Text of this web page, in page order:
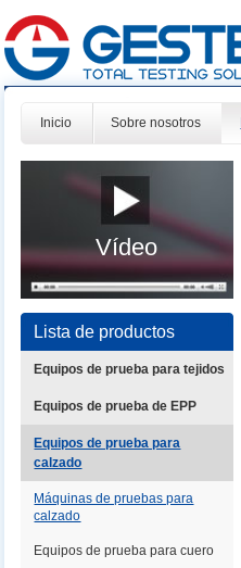
Inicio Sobre nosotros
Vídeo
Lista de productos
Equipos de prueba para tejidos
Equipos de prueba de EPP
Equipos de prueba para
calzado
Máquinas de pruebas para
calzado
Equipos de prueba para cuero